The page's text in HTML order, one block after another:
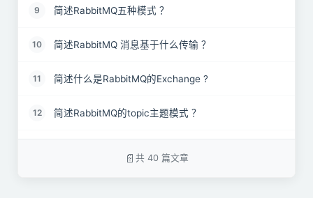
9 简述RabbitMQ五种模式 ？
10 简述RabbitMQ 消息基于什么传输 ？
11 简述什么是RabbitMQ的Exchange ?
12 简述RabbitMQ的topic主题模式 ？
共 40 篇文章